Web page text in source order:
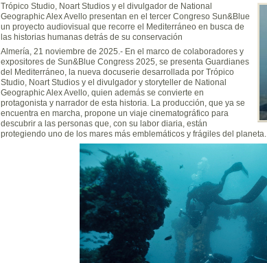
Trópico Studio, Noart Studios y el divulgador de National
Geographic Alex Avello presentan en el tercer Congreso Sun&Blue
un proyecto audiovisual que recorre el Mediterráneo en busca de
las historias humanas detrás de su conservación
Almería, 21 noviembre de 2025.- En el marco de colaboradores y
expositores de Sun&Blue Congress 2025, se presenta Guardianes
del Mediterráneo, la nueva docuserie desarrollada por Trópico
Studio, Noart Studios y el divulgador y storyteller de National
Geographic Alex Avello, quien además se convierte en
protagonista y narrador de esta historia. La producción, que ya se
encuentra en marcha, propone un viaje cinematográfico para
descubrir a las personas que, con su labor diaria, están
protegiendo uno de los mares más emblemáticos y frágiles del planeta.